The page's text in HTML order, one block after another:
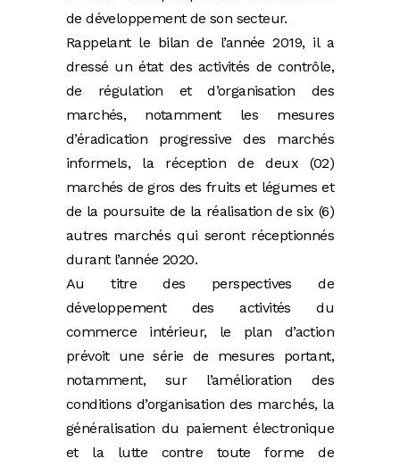
de développement de son secteur.
Rappelant le bilan de l’année 2019, il a
dressé un état des activités de contrôle,
de régulation et d’organisation des
marchés, notamment les mesures
d’éradication progressive des marchés
informels, la réception de deux (02)
marchés de gros des fruits et légumes et
de la poursuite de la réalisation de six (6)
autres marchés qui seront réceptionnés
durant l’année 2020.
Au titre des perspectives de
développement des activités du
commerce intérieur, le plan d’action
prévoit une série de mesures portant,
notamment, sur l’amélioration des
conditions d’organisation des marchés, la
généralisation du paiement électronique
et la lutte contre toute forme de